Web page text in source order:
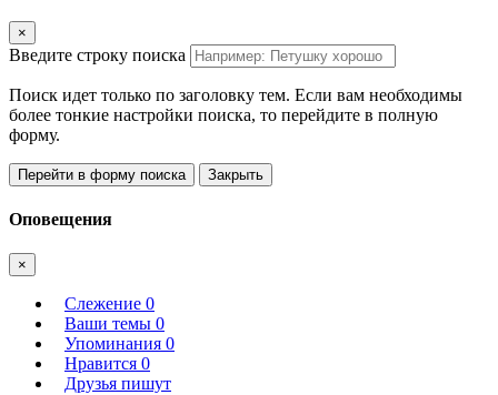
×
Введите строку поиска
Поиск идет только по заголовку тем. Если вам необходимы
более тонкие настройки поиска, то перейдите в полную
форму.
Перейти в форму поиска Закрыть
Оповещения
×
Слежение 0
Ваши темы 0
Упоминания 0
Нравится 0
Друзья пишут